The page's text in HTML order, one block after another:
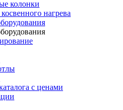
колонки
нагрева
с ценами